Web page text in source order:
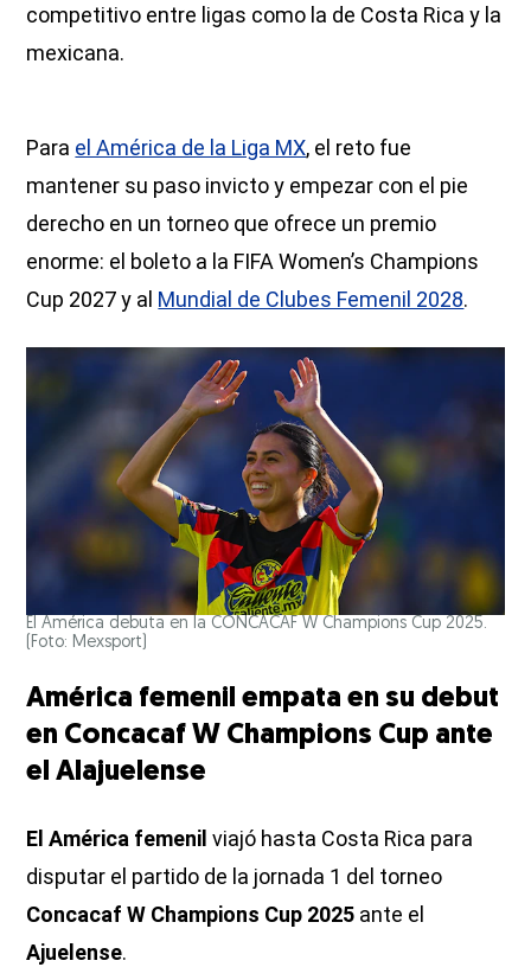
competitivo entre ligas como la de Costa Rica y la
mexicana.
Para el América de la Liga MX, el reto fue
mantener su paso invicto y empezar con el pie
derecho en un torneo que ofrece un premio
enorme: el boleto a la FIFA Women’s Champions
Cup 2027 y al Mundial de Clubes Femenil 2028.
El América debuta en la CONCACAF W Champions Cup 2025.
(Foto: Mexsport)
América femenil empata en su debut
en Concacaf W Champions Cup ante
el Alajuelense
El América femenil viajó hasta Costa Rica para
disputar el partido de la jornada 1 del torneo
Concacaf W Champions Cup 2025 ante el
Ajuelense.